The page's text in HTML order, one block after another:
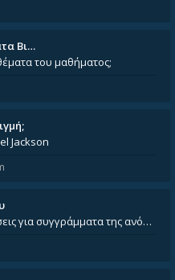
Βι…
του μαθήματος;
Jackson
Καλησπέρα, έχετε προτάσεις για συγγράμματα της ανόργανης χημείας? Είμαι ανάμεσα σε Λιοδάκη, Chung και Atkins